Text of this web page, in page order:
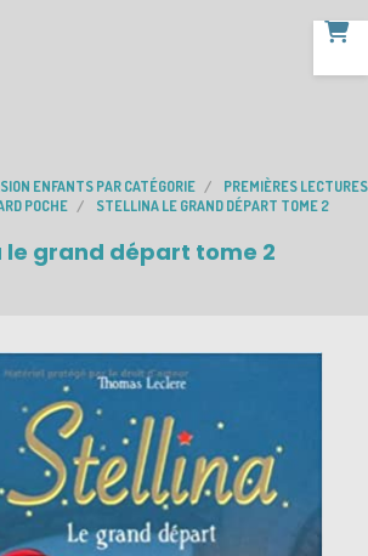
ENFANTS PAR CATÉGORIE
PREMIÈRES LECTURES
POCHE
STELLINA LE GRAND DÉPART TOME 2
le grand départ tome 2